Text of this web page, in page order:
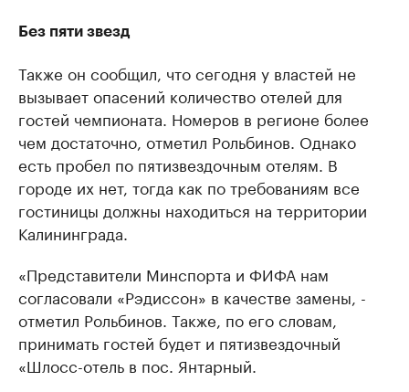
Без пяти звезд
Также он сообщил, что сегодня у властей не
вызывает опасений количество отелей для
гостей чемпионата. Номеров в регионе более
чем достаточно, отметил Рольбинов. Однако
есть пробел по пятизвездочным отелям. В
городе их нет, тогда как по требованиям все
гостиницы должны находиться на территории
Калининграда.
«Представители Минспорта и ФИФА нам
согласовали «Рэдиссон» в качестве замены, -
отметил Рольбинов. Также, по его словам,
принимать гостей будет и пятизвездочный
«Шлосс-отель в пос. Янтарный.